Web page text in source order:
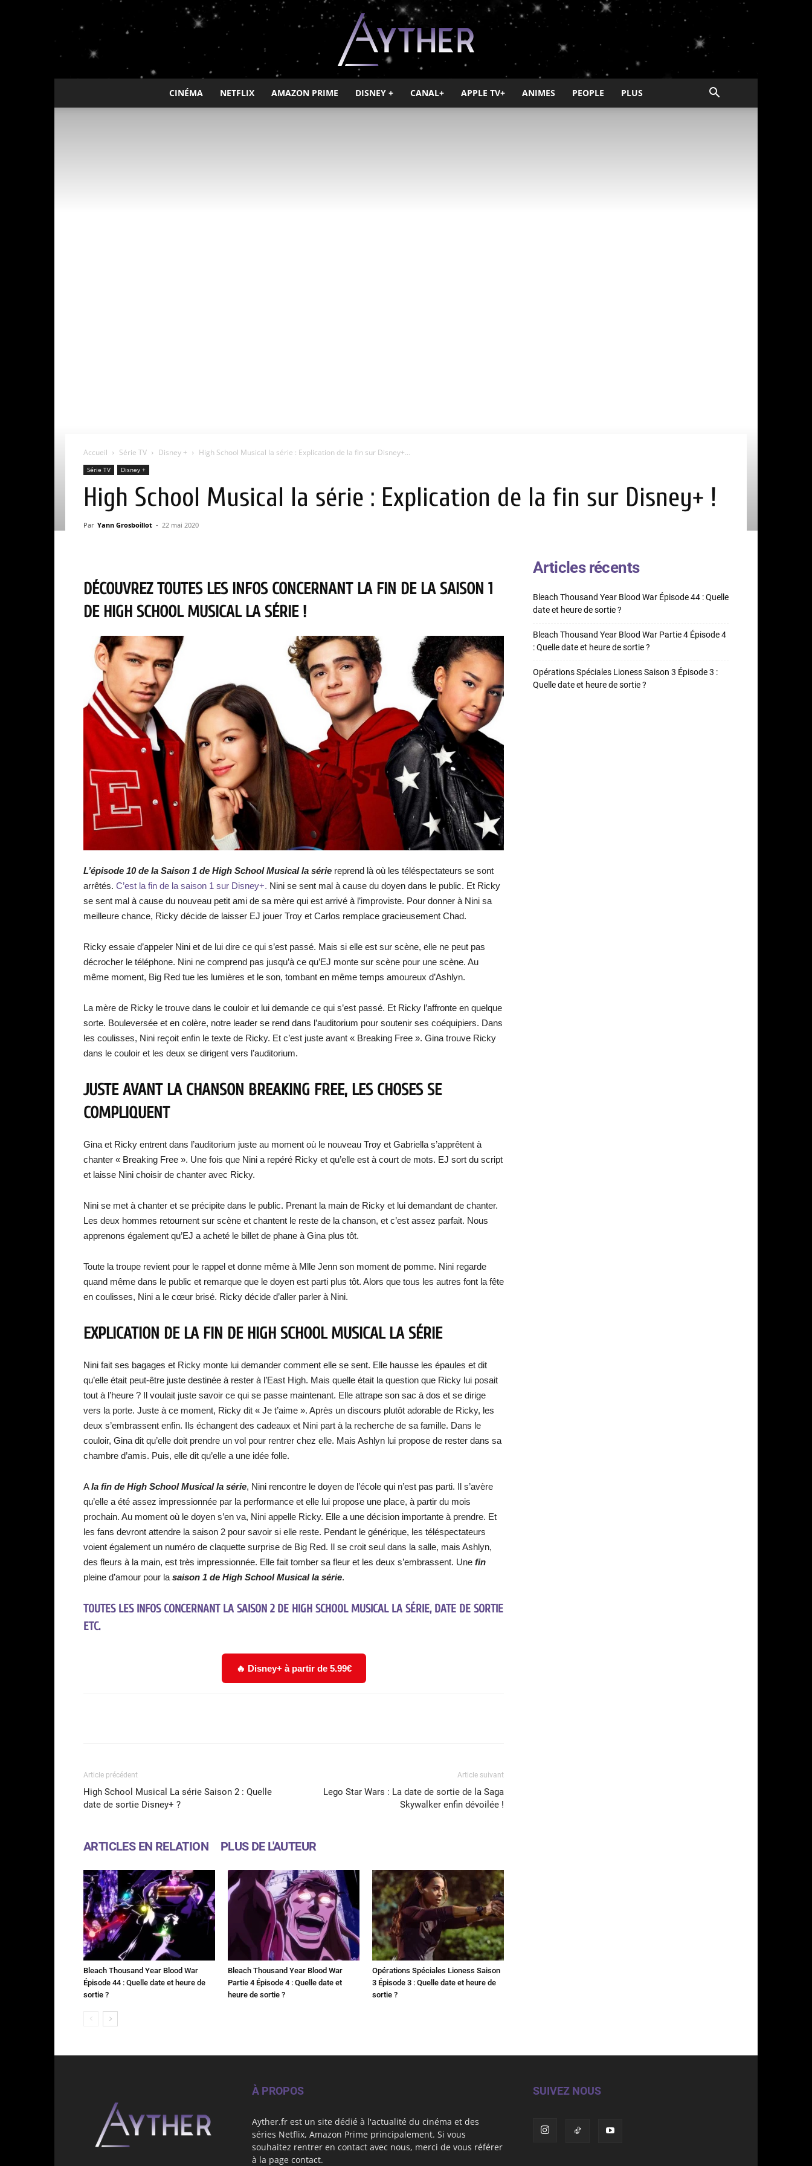
Ayther
CINÉMA NETFLIX AMAZON PRIME DISNEY + CANAL+ APPLE TV+ ANIMES PEOPLE PLUS
Accueil Série TV Disney + High School Musical la série : Explication de la fin sur Disney+...
Série TV Disney +
High School Musical la série : Explication de la fin sur Disney+ !
Par Yann Grosboillot - 22 mai 2020
DÉCOUVREZ TOUTES LES INFOS CONCERNANT LA FIN DE LA SAISON 1
DE HIGH SCHOOL MUSICAL LA SÉRIE !
L’épisode 10 de la Saison 1 de High School Musical la série reprend là où les téléspectateurs se sont
arrêtés. C’est la fin de la saison 1 sur Disney+. Nini se sent mal à cause du doyen dans le public. Et Ricky
se sent mal à cause du nouveau petit ami de sa mère qui est arrivé à l’improviste. Pour donner à Nini sa
meilleure chance, Ricky décide de laisser EJ jouer Troy et Carlos remplace gracieusement Chad.
Ricky essaie d’appeler Nini et de lui dire ce qui s’est passé. Mais si elle est sur scène, elle ne peut pas
décrocher le téléphone. Nini ne comprend pas jusqu’à ce qu’EJ monte sur scène pour une scène. Au
même moment, Big Red tue les lumières et le son, tombant en même temps amoureux d’Ashlyn.
La mère de Ricky le trouve dans le couloir et lui demande ce qui s’est passé. Et Ricky l’affronte en quelque
sorte. Bouleversée et en colère, notre leader se rend dans l’auditorium pour soutenir ses coéquipiers. Dans
les coulisses, Nini reçoit enfin le texte de Ricky. Et c’est juste avant « Breaking Free ». Gina trouve Ricky
dans le couloir et les deux se dirigent vers l’auditorium.
JUSTE AVANT LA CHANSON BREAKING FREE, LES CHOSES SE
COMPLIQUENT
Gina et Ricky entrent dans l’auditorium juste au moment où le nouveau Troy et Gabriella s’apprêtent à
chanter « Breaking Free ». Une fois que Nini a repéré Ricky et qu’elle est à court de mots. EJ sort du script
et laisse Nini choisir de chanter avec Ricky.
Nini se met à chanter et se précipite dans le public. Prenant la main de Ricky et lui demandant de chanter.
Les deux hommes retournent sur scène et chantent le reste de la chanson, et c’est assez parfait. Nous
apprenons également qu’EJ a acheté le billet de phane à Gina plus tôt.
Toute la troupe revient pour le rappel et donne même à Mlle Jenn son moment de pomme. Nini regarde
quand même dans le public et remarque que le doyen est parti plus tôt. Alors que tous les autres font la fête
en coulisses, Nini a le cœur brisé. Ricky décide d’aller parler à Nini.
EXPLICATION DE LA FIN DE HIGH SCHOOL MUSICAL LA SÉRIE
Nini fait ses bagages et Ricky monte lui demander comment elle se sent. Elle hausse les épaules et dit
qu’elle était peut-être juste destinée à rester à l’East High. Mais quelle était la question que Ricky lui posait
tout à l’heure ? Il voulait juste savoir ce qui se passe maintenant. Elle attrape son sac à dos et se dirige
vers la porte. Juste à ce moment, Ricky dit « Je t’aime ». Après un discours plutôt adorable de Ricky, les
deux s’embrassent enfin. Ils échangent des cadeaux et Nini part à la recherche de sa famille. Dans le
couloir, Gina dit qu’elle doit prendre un vol pour rentrer chez elle. Mais Ashlyn lui propose de rester dans sa
chambre d’amis. Puis, elle dit qu’elle a une idée folle.
Ala fin de High School Musical la série, Nini rencontre le doyen de l’école qui n’est pas parti. Il s’avère
qu’elle a été assez impressionnée par la performance et elle lui propose une place, à partir du mois
prochain. Au moment où le doyen s’en va, Nini appelle Ricky. Elle a une décision importante à prendre. Et
les fans devront attendre la saison 2 pour savoir si elle reste. Pendant le générique, les téléspectateurs
voient également un numéro de claquette surprise de Big Red. Il se croit seul dans la salle, mais Ashlyn,
des fleurs à la main, est très impressionnée. Elle fait tomber sa fleur et les deux s’embrassent. Une fin
pleine d’amour pour la saison 1 de High School Musical la série.
TOUTES LES INFOS CONCERNANT LA SAISON 2 DE HIGH SCHOOL MUSICAL LA SÉRIE, DATE DE SORTIE
ETC.
🔥 Disney+ à partir de 5.99€
Article précédent
High School Musical La série Saison 2 : Quelle
date de sortie Disney+ ?
Article suivant
Lego Star Wars : La date de sortie de la Saga
Skywalker enfin dévoilée !
ARTICLES EN RELATION PLUS DE L'AUTEUR
Bleach Thousand Year Blood War
Épisode 44 : Quelle date et heure de
sortie ?
Bleach Thousand Year Blood War
Partie 4 Épisode 4 : Quelle date et
heure de sortie ?
Opérations Spéciales Lioness Saison
3 Épisode 3 : Quelle date et heure de
sortie ?
Articles récents
Bleach Thousand Year Blood War Épisode 44 : Quelle
date et heure de sortie ?
Bleach Thousand Year Blood War Partie 4 Épisode 4
: Quelle date et heure de sortie ?
Opérations Spéciales Lioness Saison 3 Épisode 3 :
Quelle date et heure de sortie ?
À PROPOS
Ayther.fr est un site dédié à l'actualité du cinéma et des
séries Netflix, Amazon Prime principalement. Si vous
souhaitez rentrer en contact avec nous, merci de vous référer
à la page contact.
SUIVEZ NOUS